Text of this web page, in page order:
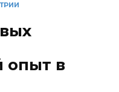
опыт в